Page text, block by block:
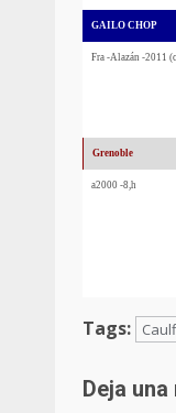
GAILO CHOP
Fra -Alazán -2011
Grenoble
a2000 -8,h
Tags:
Deja